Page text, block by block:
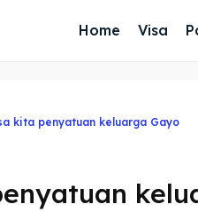
Home Visa
kita penyatuan keluarga Gayo